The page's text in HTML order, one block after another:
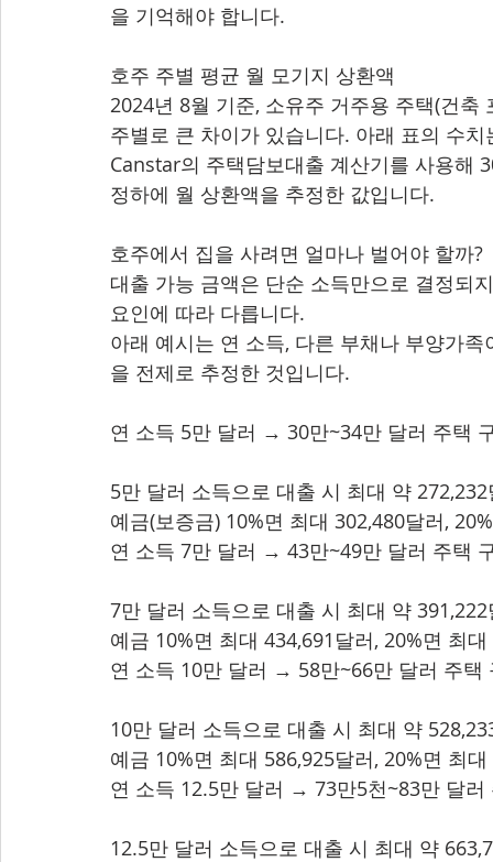
을 기억해야 합니다.
호주 주별 평균 월 모기지 상환액
2024년 8월 기준, 소유주 거주용 주택(건
주별로 큰 차이가 있습니다. 아래 표의 수
Canstar의 주택담보대출 계산기를 사용해
정하에 월 상환액을 추정한 값입니다.
호주에서 집을 사려면 얼마나 벌어야 할까?
대출 가능 금액은 단순 소득만으로 결정되
요인에 따라 다릅니다.
아래 예시는 연 소득, 다른 부채나 부양가
을 전제로 추정한 것입니다.
연 소득 5만 달러 → 30만~34만 달러 주택
5만 달러 소득으로 대출 시 최대 약
예금(보증금) 10%면 최대 302,480달러,
연 소득 7만 달러 → 43만~49만 달러 주택
7만 달러 소득으로 대출 시 최대 약
예금 10%면 최대 434,691달러, 20%면 최
연 소득 10만 달러 → 58만~66만 달러 주택
10만 달러 소득으로 대출 시 최대 약
예금 10%면 최대 586,925달러, 20%면 최
연 소득 12.5만 달러 → 73만5천~83만 달러
12.5만 달러 소득으로 대출 시 최대 약